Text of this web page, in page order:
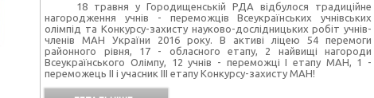
18 травня у Городищенській РДА відбулося традиційне
нагородження учнів - переможців Всеукраїнських учнівських
олімпід та Конкурсу-захисту науково-дослідницьких робіт учнів-
членів МАН України 2016 року. В активі ліцею 54 перемоги
районного рівня, 17 - обласного етапу, 2 найвищі нагороди
Всеукраїнського Олімпу, 12 учнів - переможці І етапу МАН, 1 -
переможець ІІ і учасник ІІІ етапу Конкурсу-захисту МАН!